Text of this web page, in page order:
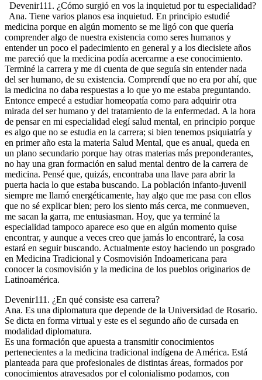
Devenir111. ¿Cómo surgió en vos la inquietud por tu especialidad?
Ana. Tiene varios planos esa inquietud. En principio estudié
medicina porque en algún momento se me ligó con que quería
comprender algo de nuestra existencia como seres humanos y
entender un poco el padecimiento en general y a los diecisiete años
me pareció que la medicina podía acercarme a ese conocimiento.
Terminé la carrera y me di cuenta de que seguía sin entender nada
del ser humano, de su existencia. Comprendí que no era por ahí, que
la medicina no daba respuestas a lo que yo me estaba preguntando.
Entonce empecé a estudiar homeopatía como para adquirir otra
mirada del ser humano y del tratamiento de la enfermedad. A la hora
de pensar en mi especialidad elegí salud mental, en principio porque
es algo que no se estudia en la carrera; si bien tenemos psiquiatría y
en primer año esta la materia Salud Mental, que es anual, queda en
un plano secundario porque hay otras materias más preponderantes,
no hay una gran formación en salud mental dentro de la carrera de
medicina. Pensé que, quizás, encontraba una llave para abrir la
puerta hacia lo que estaba buscando. La población infanto-juvenil
siempre me llamó energéticamente, hay algo que me pasa con ellos
que no sé explicar bien; pero los siento más cerca, me conmueven,
me sacan la garra, me entusiasman. Hoy, que ya terminé la
especialidad tampoco aparece eso que en algún momento quise
encontrar, y aunque a veces creo que jamás lo encontraré, la cosa
estará en seguir buscando. Actualmente estoy haciendo un posgrado
en Medicina Tradicional y Cosmovisión Indoamericana para
conocer la cosmovisión y la medicina de los pueblos originarios de
Latinoamérica.
Devenir111. ¿En qué consiste esa carrera?
Ana. Es una diplomatura que depende de la Universidad de Rosario.
Se dicta en forma virtual y este es el segundo año de cursada en
modalidad diplomatura.
Es una formación que apuesta a transmitir conocimientos
pertenecientes a la medicina tradicional indígena de América. Está
planteada para que profesionales de distintas áreas, formados por
conocimientos atravesados por el colonialismo podamos, con